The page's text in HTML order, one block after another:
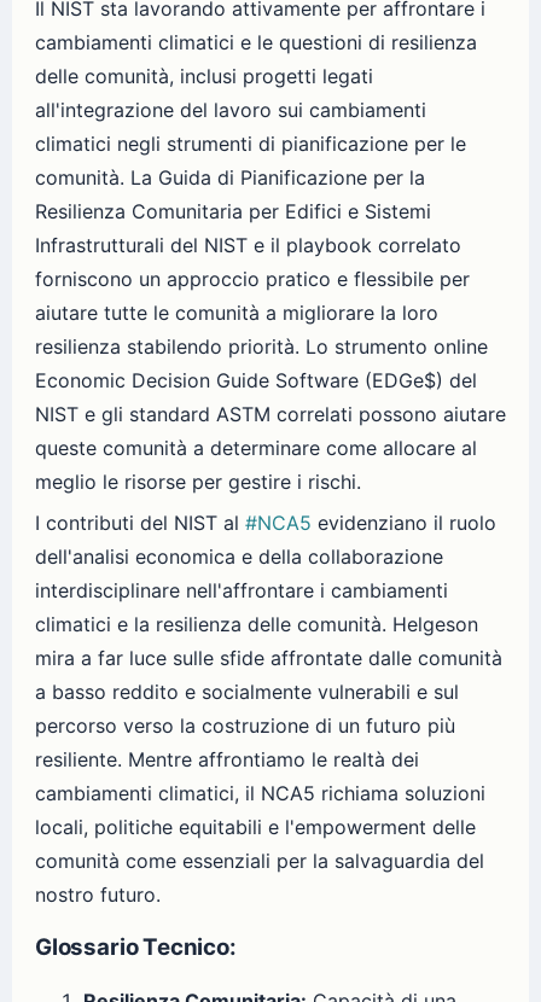
Il NIST sta lavorando attivamente per affrontare i
cambiamenti climatici e le questioni di resilienza
delle comunità, inclusi progetti legati
all'integrazione del lavoro sui cambiamenti
climatici negli strumenti di pianificazione per le
comunità. La Guida di Pianificazione per la
Resilienza Comunitaria per Edifici e Sistemi
Infrastrutturali del NIST e il playbook correlato
forniscono un approccio pratico e flessibile per
aiutare tutte le comunità a migliorare la loro
resilienza stabilendo priorità. Lo strumento online
Economic Decision Guide Software (EDGe$) del
NIST e gli standard ASTM correlati possono aiutare
queste comunità a determinare come allocare al
meglio le risorse per gestire i rischi.
I contributi del NIST al #NCA5 evidenziano il ruolo
dell'analisi economica e della collaborazione
interdisciplinare nell'affrontare i cambiamenti
climatici e la resilienza delle comunità. Helgeson
mira a far luce sulle sfide affrontate dalle comunità
a basso reddito e socialmente vulnerabili e sul
percorso verso la costruzione di un futuro più
resiliente. Mentre affrontiamo le realtà dei
cambiamenti climatici, il NCA5 richiama soluzioni
locali, politiche equitabili e l'empowerment delle
comunità come essenziali per la salvaguardia del
nostro futuro.
Glossario Tecnico: